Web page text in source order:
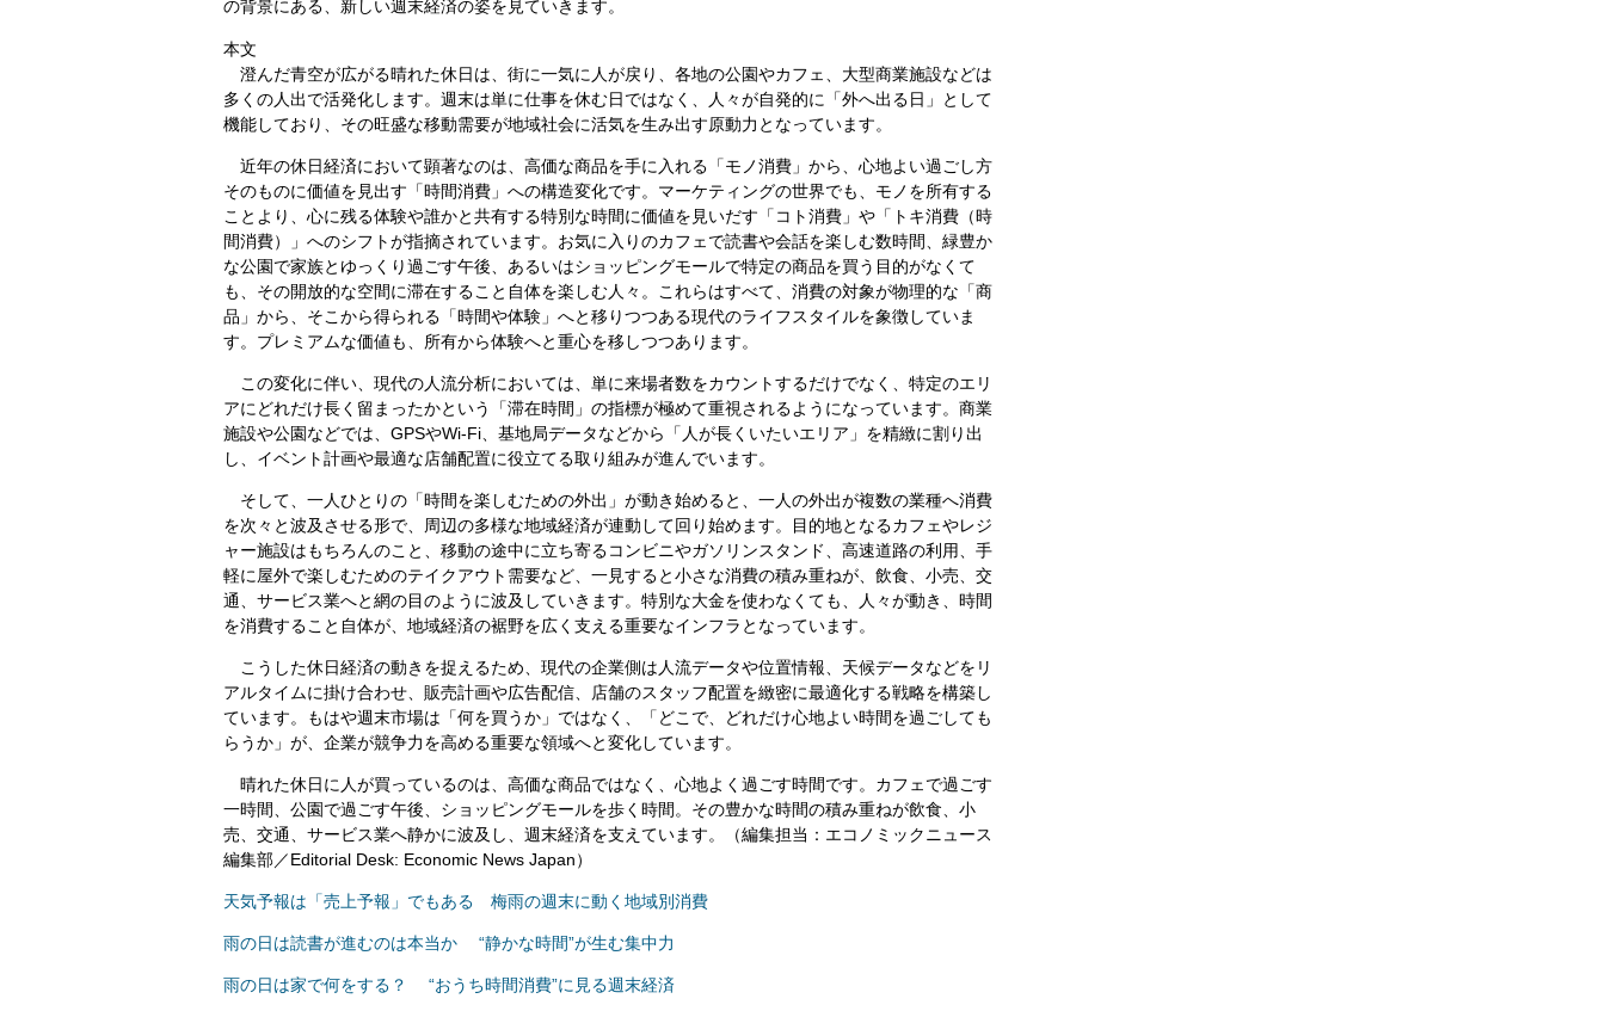
の背景にある、新しい週末経済の姿を見ていきます。
本文
澄んだ青空が広がる晴れた休日は、街に一気に人が戻り、各地の公園やカフェ、大型商業施設などは
多くの人出で活発化します。週末は単に仕事を休む日ではなく、人々が自発的に「外へ出る日」として
機能しており、その旺盛な移動需要が地域社会に活気を生み出す原動力となっています。
近年の休日経済において顕著なのは、高価な商品を手に入れる「モノ消費」から、心地よい過ごし方
そのものに価値を見出す「時間消費」への構造変化です。マーケティングの世界でも、モノを所有する
ことより、心に残る体験や誰かと共有する特別な時間に価値を見いだす「コト消費」や「トキ消費（時
間消費）」へのシフトが指摘されています。お気に入りのカフェで読書や会話を楽しむ数時間、緑豊か
な公園で家族とゆっくり過ごす午後、あるいはショッピングモールで特定の商品を買う目的がなくて
も、その開放的な空間に滞在すること自体を楽しむ人々。これらはすべて、消費の対象が物理的な「商
品」から、そこから得られる「時間や体験」へと移りつつある現代のライフスタイルを象徴していま
す。プレミアムな価値も、所有から体験へと重心を移しつつあります。
この変化に伴い、現代の人流分析においては、単に来場者数をカウントするだけでなく、特定のエリ
アにどれだけ長く留まったかという「滞在時間」の指標が極めて重視されるようになっています。商業
施設や公園などでは、GPSやWi-Fi、基地局データなどから「人が長くいたいエリア」を精緻に割り出
し、イベント計画や最適な店舗配置に役立てる取り組みが進んでいます。
そして、一人ひとりの「時間を楽しむための外出」が動き始めると、一人の外出が複数の業種へ消費
を次々と波及させる形で、周辺の多様な地域経済が連動して回り始めます。目的地となるカフェやレジ
ャー施設はもちろんのこと、移動の途中に立ち寄るコンビニやガソリンスタンド、高速道路の利用、手
軽に屋外で楽しむためのテイクアウト需要など、一見すると小さな消費の積み重ねが、飲食、小売、交
通、サービス業へと網の目のように波及していきます。特別な大金を使わなくても、人々が動き、時間
を消費すること自体が、地域経済の裾野を広く支える重要なインフラとなっています。
こうした休日経済の動きを捉えるため、現代の企業側は人流データや位置情報、天候データなどをリ
アルタイムに掛け合わせ、販売計画や広告配信、店舗のスタッフ配置を緻密に最適化する戦略を構築し
ています。もはや週末市場は「何を買うか」ではなく、「どこで、どれだけ心地よい時間を過ごしても
らうか」が、企業が競争力を高める重要な領域へと変化しています。
晴れた休日に人が買っているのは、高価な商品ではなく、心地よく過ごす時間です。カフェで過ごす
一時間、公園で過ごす午後、ショッピングモールを歩く時間。その豊かな時間の積み重ねが飲食、小
売、交通、サービス業へ静かに波及し、週末経済を支えています。（編集担当：エコノミックニュース
編集部／Editorial Desk: Economic News Japan）
天気予報は「売上予報」でもある 梅雨の週末に動く地域別消費
雨の日は読書が進むのは本当か “静かな時間”が生む集中力
雨の日は家で何をする？ “おうち時間消費”に見る週末経済